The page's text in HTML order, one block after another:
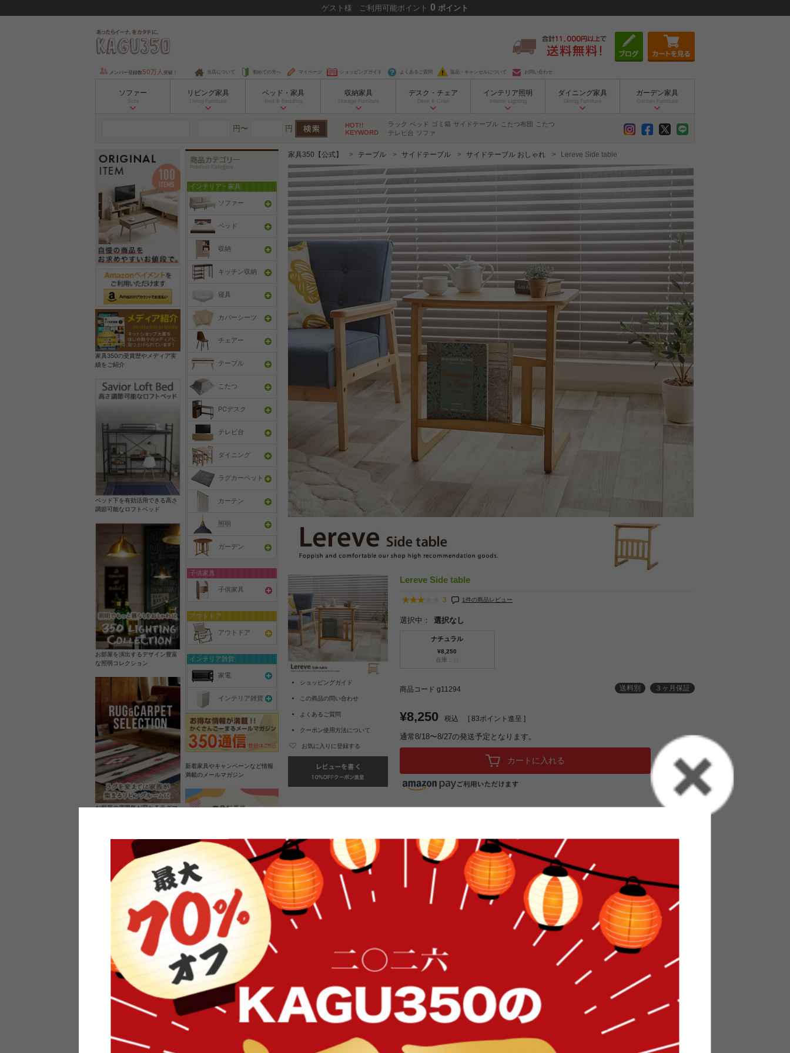
ゲスト 様 ご利用可能ポイント 0 ポイント
メンバー登録数 50万人 突破！ 当店について 初めての方へ マイページ ショッピングガイド よくあるご質問 返品・キャンセルについて お問い合わせ
ソファー
Sofa
リビング家具
Living Furniture
ベッド・家具
Bed & Bedding
収納家具
Storage Furniture
デスク・チェア
Desk & Chair
インテリア照明
Interior Lighting
ダイニング家具
Dining Furniture
ガーデン家具
Garden Furniture
円〜 円 ラック ベッド ゴミ箱 サイドテーブル こたつ布団 こたつ
テレビ台 ソファ
家具350の受賞歴やメディア実
績をご紹介
ベッド下を有効活用できる高さ
調節可能なロフトベッド
お部屋を演出するデザイン豊富
な照明コレクション
お部屋の雰囲気が変わるラグマ
素材の良さを活かしたウッドソ
ケットのペンダントライト
インフォメーション
よくあるご質問
インテリア・家具
ソファー
ベッド
収納
キッチン収納
寝具
カバーシーツ
チェアー
テーブル
こたつ
PCデスク
テレビ台
ダイニング
ラグカーペット
カーテン
照明
ガーデン
子供家具
子供家具
アウトドア
アウトドア
インテリア雑貨
家電
インテリア雑貨
新着家具やキャンペーンなど情報
満載のメールマガジン
家具のレビューを書くと10%OFFク
ーポンプレゼント
オフィスやモデルハウスなどイン
家具350【公式】 テーブル サイドテーブル サイドテーブル おしゃれ Lereve Side table
ショッピングガイド
この商品の問い合わせ
よくあるご質問
クーポン使用方法について
お気に入りに登録する
Lereve Side table
3 1件の商品レビュー
選択中： 選択なし
ナチュラル
¥8,250
在庫：△
商品コード g11294 送料別 ３ヶ月保証
¥8,250 税込 [ 83ポイント進呈 ]
通常8/18〜8/27の発送予定となります。
カートに入れる
欧系にもピッタリ!収納スペースが付いたLereveのサイドテーブル。使い勝手がよく、
デザインやカラーもシンプルなので、どんなお部屋にも合わせやすくなっておりま
す。同シリーズでのコーディネートでより統一感が生まれ、お部屋の印象もぐっと素
敵になりますよ。天然木を使用しているので、使えば使うほど味が出て愛着感が湧い
てきます♪
シンプルなデザインで使いやすいサイドテーブル
ナチュラルな色合いでシンプルなデザインのサイドテーブル。お部屋の雰囲気を選ばないシンプルなデザイ
ンなので、どのような雰囲気のお部屋にも合わせてお使いいただけます！サイドテーブルにコーヒーとお好
きな本を置いて、ソファでくつろぎながら癒される快適な時間を過ごしていただけます♪